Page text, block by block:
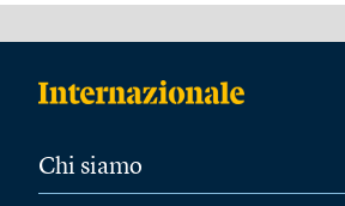
Chi siamo